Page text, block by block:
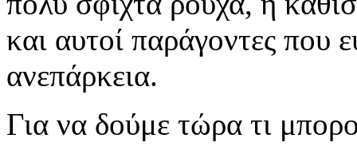
και αυτοί παράγοντες που
ανεπάρκεια.
Για να δούμε τώρα τι